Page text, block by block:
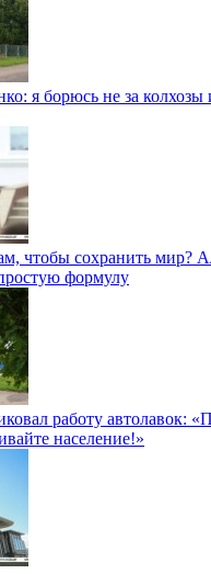
я борюсь не за колхозы
чтобы сохранить мир?
формулу
работу автолавок:
население!»